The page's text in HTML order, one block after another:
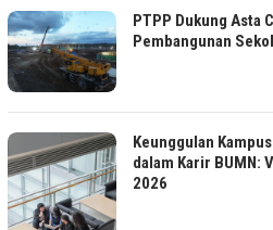
PTPP Dukung Asta
Pembangunan
Keunggulan
dalam Karir BUMN:
2026